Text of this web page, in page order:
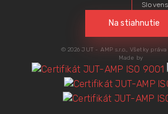
Na stiahnutie
© 2026 JUT - AMP s.r.o., Všetky
Made by